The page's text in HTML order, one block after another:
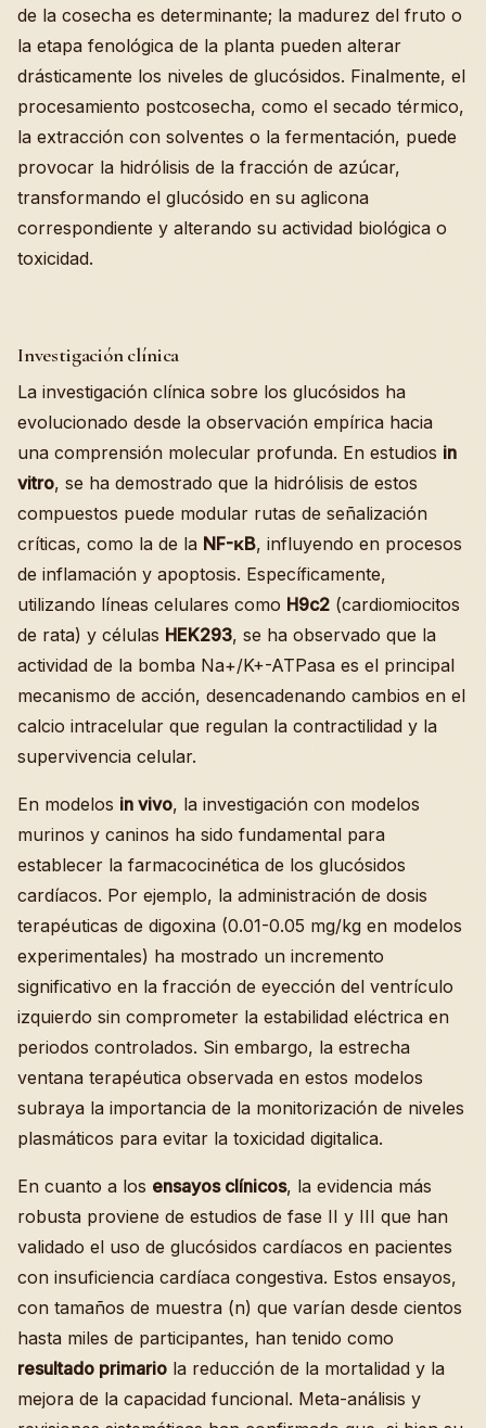
de la cosecha es determinante; la madurez del fruto o
la etapa fenológica de la planta pueden alterar
drásticamente los niveles de glucósidos. Finalmente, el
procesamiento postcosecha, como el secado térmico,
la extracción con solventes o la fermentación, puede
provocar la hidrólisis de la fracción de azúcar,
transformando el glucósido en su aglicona
correspondiente y alterando su actividad biológica o
toxicidad.
Investigación clínica
La investigación clínica sobre los glucósidos ha
evolucionado desde la observación empírica hacia
una comprensión molecular profunda. En estudios in
vitro, se ha demostrado que la hidrólisis de estos
compuestos puede modular rutas de señalización
críticas, como la de la NF-κB, influyendo en procesos
de inflamación y apoptosis. Específicamente,
utilizando líneas celulares como H9c2 (cardiomiocitos
de rata) y células HEK293, se ha observado que la
actividad de la bomba Na+/K+-ATPasa es el principal
mecanismo de acción, desencadenando cambios en el
calcio intracelular que regulan la contractilidad y la
supervivencia celular.
En modelos in vivo, la investigación con modelos
murinos y caninos ha sido fundamental para
establecer la farmacocinética de los glucósidos
cardíacos. Por ejemplo, la administración de dosis
terapéuticas de digoxina (0.01-0.05 mg/kg en modelos
experimentales) ha mostrado un incremento
significativo en la fracción de eyección del ventrículo
izquierdo sin comprometer la estabilidad eléctrica en
periodos controlados. Sin embargo, la estrecha
ventana terapéutica observada en estos modelos
subraya la importancia de la monitorización de niveles
plasmáticos para evitar la toxicidad digitalica.
En cuanto a los ensayos clínicos, la evidencia más
robusta proviene de estudios de fase II y III que han
validado el uso de glucósidos cardíacos en pacientes
con insuficiencia cardíaca congestiva. Estos ensayos,
con tamaños de muestra (n) que varían desde cientos
hasta miles de participantes, han tenido como
resultado primario la reducción de la mortalidad y la
mejora de la capacidad funcional. Meta-análisis y